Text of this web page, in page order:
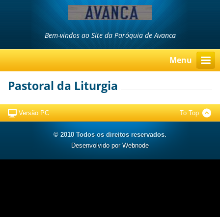
Bem-vindos ao Site da Paróquia de Avanca
Menu
Pastoral da Liturgia
Versão PC To Top
© 2010 Todos os direitos reservados.
Desenvolvido por Webnode